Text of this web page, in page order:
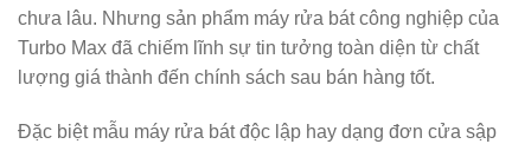
chưa lâu. Nhưng sản phẩm máy rửa bát công nghiệp của
Turbo Max đã chiếm lĩnh sự tin tưởng toàn diện từ chất
lượng giá thành đến chính sách sau bán hàng tốt.
Đặc biệt mẫu máy rửa bát độc lập hay dạng đơn cửa sập